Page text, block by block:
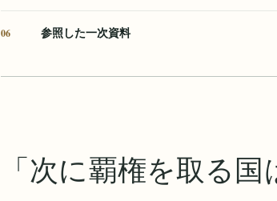
参照した一次資料
「次に覇権を取る